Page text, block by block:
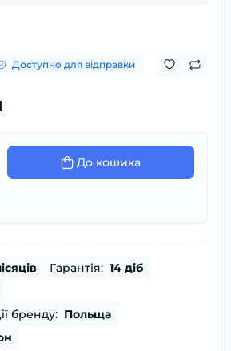
Доступно для відправки
До кошика
Гарантія: 14 діб
бренду: Польща